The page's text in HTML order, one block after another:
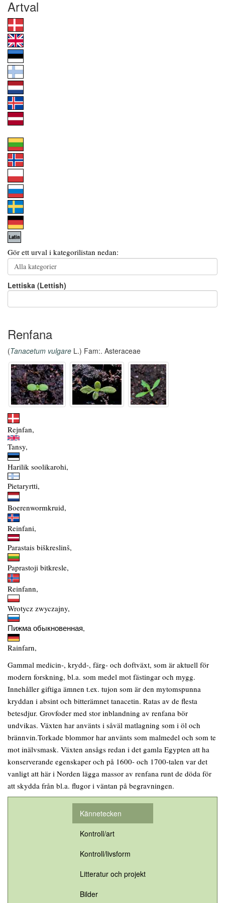
Artval
Gör ett urval i kategorilistan nedan:
Lettiska (Lettish)
Renfana
(Tanacetum vulgare L.) Fam:. Asteraceae
Rejnfan,
Tansy,
Harilik soolikarohi,
Pietaryrtti,
Boerenwormkruid,
Reinfani,
Parastais biškreslinš,
Paprastoji bitkresle,
Reinfann,
Wrotycz zwyczajny,
Пижма обыкновенная,
Rainfarn,
Gammal medicin-, krydd-, färg- och doftväxt, som är aktuell för
modern forskning, bl.a. som medel mot fästingar och mygg.
Innehåller giftiga ämnen t.ex. tujon som är den mytomspunna
kryddan i absint och bitterämnet tanacetin. Ratas av de flesta
betesdjur. Grovfoder med stor inblandning av renfana bör
undvikas. Växten har använts i såväl matlagning som i öl och
brännvin.Torkade blommor har använts som malmedel och som te
mot inälvsmask. Växten ansågs redan i det gamla Egypten att ha
konserverande egenskaper och på 1600- och 1700-talen var det
vanligt att här i Norden lägga massor av renfana runt de döda för
att skydda från bl.a. flugor i väntan på begravningen.
Kännetecken
Kontroll/art
Kontroll/livsform
Litteratur och projekt
Bilder